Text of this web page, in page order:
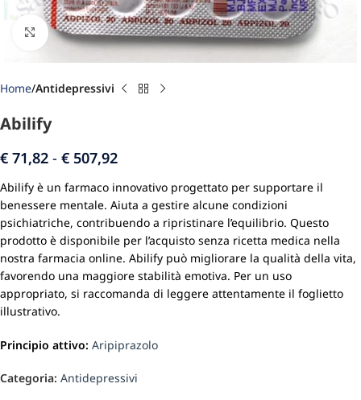
Click to enlarge
Home Antidepressivi
Abilify
€ 71,82 - € 507,92
Abilify è un farmaco innovativo progettato per supportare il
benessere mentale. Aiuta a gestire alcune condizioni
psichiatriche, contribuendo a ripristinare l’equilibrio. Questo
prodotto è disponibile per l’acquisto senza ricetta medica nella
nostra farmacia online. Abilify può migliorare la qualità della vita,
favorendo una maggiore stabilità emotiva. Per un uso
appropriato, si raccomanda di leggere attentamente il foglietto
illustrativo.
Principio attivo: Aripiprazolo
Categoria: Antidepressivi